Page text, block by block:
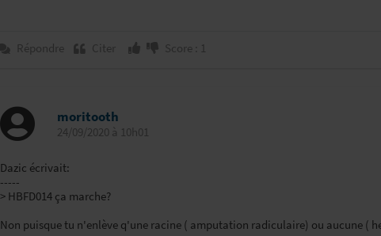
Répondre Citer Score : 1
moritooth
24/09/2020 à 10h01
Dazic écrivait:
-----
> HBFD014 ça marche?
Non puisque tu n'enlève q'une racine ( amputation radiculaire) ou aucune (